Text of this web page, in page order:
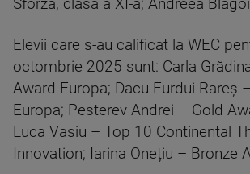
Sforza, clasa a XI-a; Andreea
Elevii care s-au calificat la WEC
octombrie 2025 sunt: Carla
Award Europa; Dacu-Furdui Rareș
Europa; Pesterev Andrei – Gold
Luca Vasiu – Top 10 Continental
Innovation; Iarina Onețiu – Bronze